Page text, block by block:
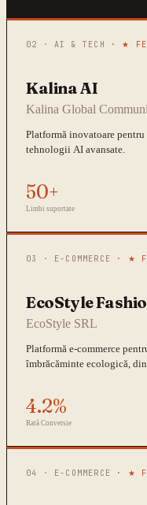
02 ·AI & TECH · ★
Kalina AI
Kalina Global
Platformă inovatoare
tehnologii AI avansate.
50+
Limbi suportate
03 · E-COMMERCE · ★
EcoStyle
EcoStyle SRL
Platformă e-commerce
îmbrăcăminte ecologică,
4.2%
Rată Conversie
04 · E-COMMERCE · ★